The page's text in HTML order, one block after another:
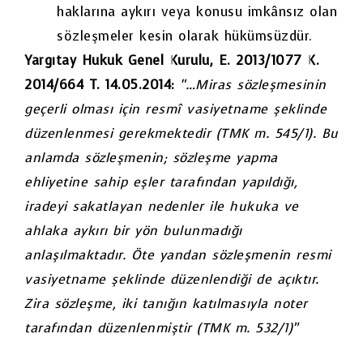
haklarına aykırı veya konusu imkânsız olan
sözleşmeler kesin olarak hükümsüzdür.
Yargıtay Hukuk Genel Kurulu, E. 2013/1077 K.
2014/664 T. 14.05.2014: “…Miras sözleşmesinin
geçerli olması için resmî vasiyetname şeklinde
düzenlenmesi gerekmektedir (TMK m. 545/1). Bu
anlamda sözleşmenin; sözleşme yapma
ehliyetine sahip eşler tarafından yapıldığı,
iradeyi sakatlayan nedenler ile hukuka ve
ahlaka aykırı bir yön bulunmadığı
anlaşılmaktadır. Öte yandan sözleşmenin resmi
vasiyetname şeklinde düzenlendiği de açıktır.
Zira sözleşme, iki tanığın katılmasıyla noter
tarafından düzenlenmiştir (TMK m. 532/1)”